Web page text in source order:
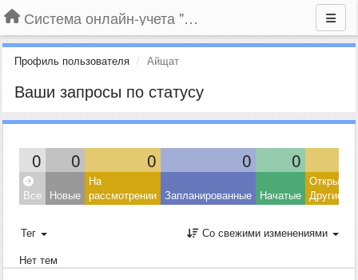
Система онлайн-учета "Большая Птица"
Профиль пользователя Айщат
Ваши запросы по статусу
0 0 0 0 0
Все Новые
На
рассмотрении Запланированные Начатые Другие
Тег
Со свежими изменениями
Нет тем